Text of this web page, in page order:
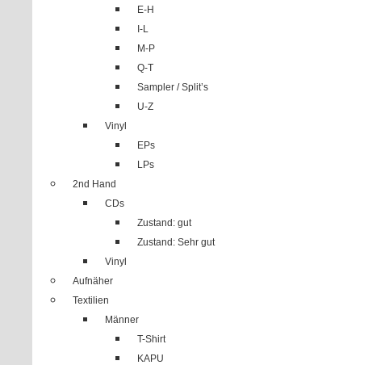
E-H
I-L
M-P
Q-T
Sampler / Split’s
U-Z
Vinyl
EPs
LPs
2nd Hand
CDs
Zustand: gut
Zustand: Sehr gut
Vinyl
Aufnäher
Textilien
Männer
T-Shirt
KAPU